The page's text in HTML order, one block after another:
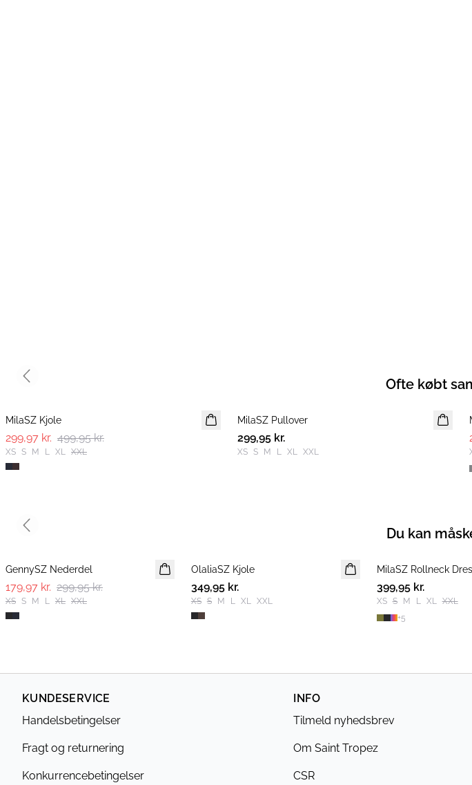
Ofte købt
MilaSZ Kjole
299,97 kr. 499,95 kr.
XS S M L XL XXL
NYHED
2 FOR 500 DKK
MilaSZ Pullover
299,95 kr.
XS S M L XL XXL
Previous slide
Du kan
GennySZ Nederdel
179,97 kr. 299,95 kr.
XS S M L XL XXL
NYHED
OlaliaSZ Kjole
349,95 kr.
XS S M L XL XXL
NYHED
MilaSZ Rollneck
399,95 kr.
XS S M L XL XXL
+5
Previous slide
KUNDESERVICE
Handelsbetingelser
Fragt og returnering
Konkurrencebetingelser
INFO
Tilmeld nyhedsbrev
Om Saint Tropez
CSR